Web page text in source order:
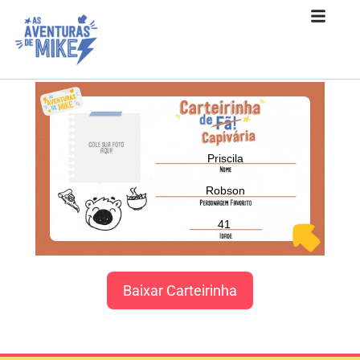
Priscila
Robson
41
Baixar Carteirinha